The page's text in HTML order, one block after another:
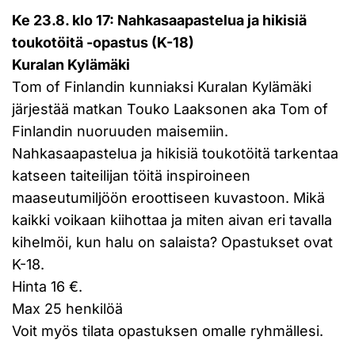
Ke 23.8. klo 17: Nahkasaapastelua ja hikisiä
toukotöitä -opastus (K-18)
Kuralan Kylämäki
Tom of Finlandin kunniaksi Kuralan Kylämäki
järjestää matkan Touko Laaksonen aka Tom of
Finlandin nuoruuden maisemiin.
Nahkasaapastelua ja hikisiä toukotöitä tarkentaa
katseen taiteilijan töitä inspiroineen
maaseutumiljöön eroottiseen kuvastoon. Mikä
kaikki voikaan kiihottaa ja miten aivan eri tavalla
kihelmöi, kun halu on salaista? Opastukset ovat
K-18.
Hinta 16 €.
Max 25 henkilöä
Voit myös tilata opastuksen omalle ryhmällesi.